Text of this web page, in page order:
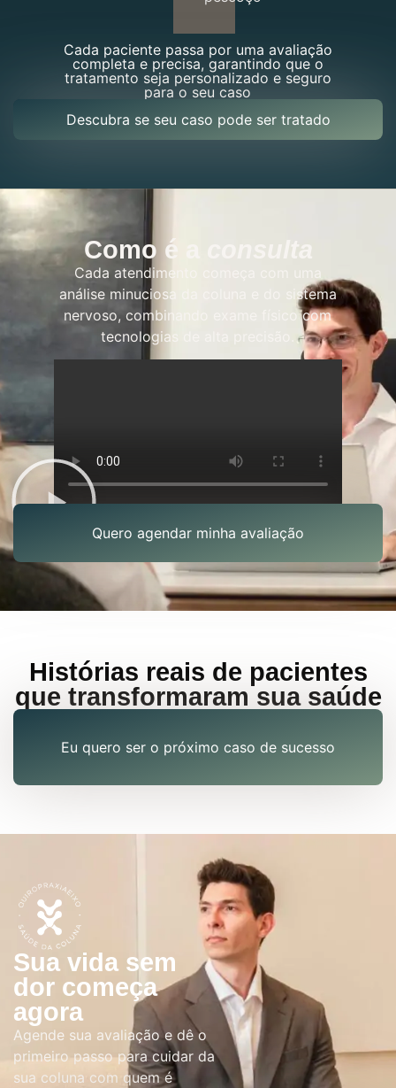
Cada paciente passa por uma avaliação
completa e precisa, garantindo que o
tratamento seja personalizado e seguro
para o seu caso
Descubra se seu caso pode ser tratado
Como é a consulta
Cada atendimento começa com uma
análise minuciosa da coluna e do sistema
nervoso, combinando exame físico com
tecnologias de alta precisão.
Quero agendar minha avaliação
Histórias reais de pacientes
que transformaram sua saúde
Eu quero ser o próximo caso de sucesso
Sua vida sem
dor começa
agora
Agende sua avaliação e dê o
primeiro passo para cuidar da
sua coluna com quem é